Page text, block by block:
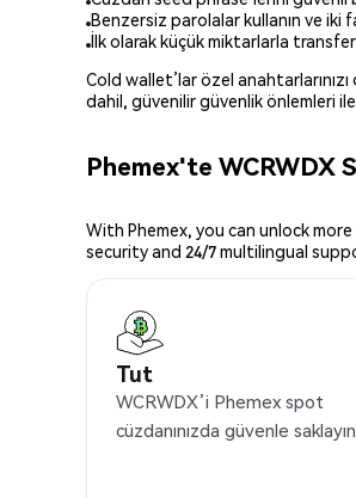
Benzersiz parolalar kullanın ve iki
İlk olarak küçük miktarlarla
Cold wallet’lar özel
dahil, güvenilir güvenlik önlemleri
Phemex'te WCRWDX
With Phemex, you can unlock
security and 24/7 multilingual
Tut
WCRWDX’i Phemex spot
cüzdanınızda güvenle